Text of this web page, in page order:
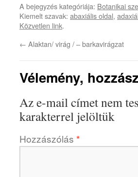
A bejegyzés kategóriája: Botanikai
Kiemelt szavak: abaxiális oldal,
Közvetlen link.
← Alaktan/ virág / – barkavirágzat
Vélemény,
Az e-mail címet nem
karakterrel jelöltük
Hozzászólás *